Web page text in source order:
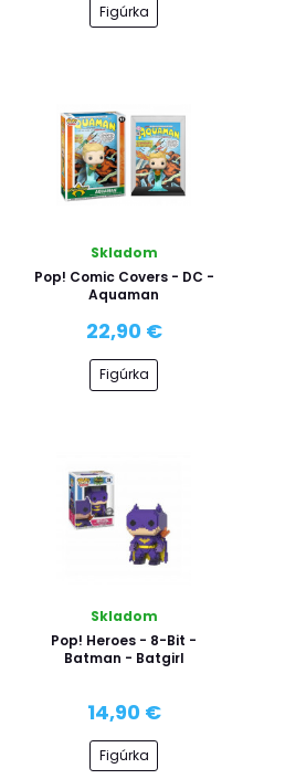
Figúrka
Skladom
Pop! Comic Covers - DC -
Aquaman
22,90 €
Figúrka
Skladom
Pop! Heroes - 8-Bit -
Batman - Batgirl
14,90 €
Figúrka